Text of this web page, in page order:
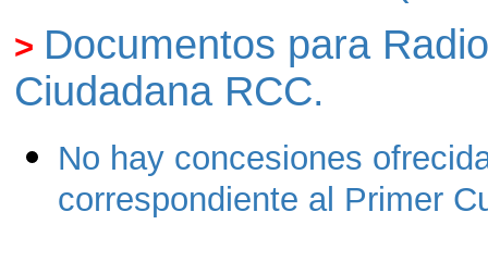
> Documentos para
Ciudadana RCC.
No hay concesiones
correspondiente al Primer